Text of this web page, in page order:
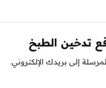
تدخين الطبخ
إلى بريدك الإلكتروني.